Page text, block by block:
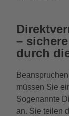
–
durch
müssen Sie
Sogenannte
an. Sie teilen